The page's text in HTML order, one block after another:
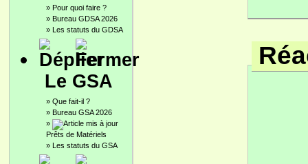
» Pour quoi faire ?
» Bureau GDSA 2026
» Les statuts du GDSA
Le GSA
» Que fait-il ?
» Bureau GSA 2026
»
Prêts de Matériels
» Les statuts du GSA